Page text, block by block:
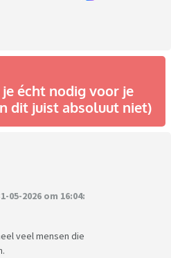
écht nodig voor je
dit juist absoluut niet)
2026 om 16:04:
veel mensen die